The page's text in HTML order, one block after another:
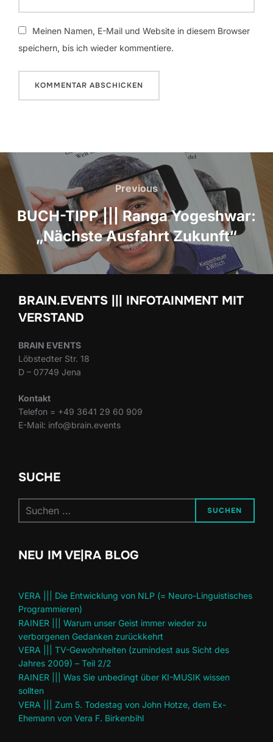
Meinen Namen, E-Mail und Website in diesem Browser
speichern, bis ich wieder kommentiere.
Beitrags-
Navigation
Previous
Previous
BUCH-TIPP ||| Ranga Yogeshwar:
„Nächste Ausfahrt Zukunft“
BRAIN.EVENTS ||| INFOTAINMENT MIT
VERSTAND
BRAIN EVENTS
Löbstedter Str. 18
D – 07749 Jena
Kontakt
Telefon = +49 3641 29 60 909
E-Mail: info@brain.events
SUCHE
nach:
SUCHEN
NEU IM VE|RA BLOG
VERA ||| Die Entwicklung von NLP (= Neuro-Linguistisches
Programmieren)
RAINER ||| Warum unser Geist immer wieder zu
verborgenen Gedanken zurückkehrt
VERA ||| TV-Gewohnheiten (zumindest aus Sicht des
Jahres 2009) – Teil 2/2
RAINER ||| Was Sie unbedingt über KI-MUSIK wissen
sollten
VERA ||| Zum 5. Todestag von John Hotze, dem Ex-
Ehemann von Vera F. Birkenbihl